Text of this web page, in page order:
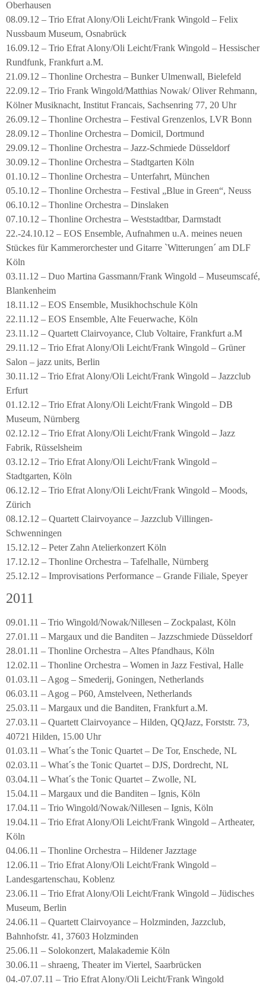
Oberhausen
08.09.12 – Trio Efrat Alony/Oli Leicht/Frank Wingold – Felix
Nussbaum Museum, Osnabrück
16.09.12 – Trio Efrat Alony/Oli Leicht/Frank Wingold – Hessischer
Rundfunk, Frankfurt a.M.
21.09.12 – Thonline Orchestra – Bunker Ulmenwall, Bielefeld
22.09.12 – Trio Frank Wingold/Matthias Nowak/ Oliver Rehmann,
Kölner Musiknacht, Institut Francais, Sachsenring 77, 20 Uhr
26.09.12 – Thonline Orchestra – Festival Grenzenlos, LVR Bonn
28.09.12 – Thonline Orchestra – Domicil, Dortmund
29.09.12 – Thonline Orchestra – Jazz-Schmiede Düsseldorf
30.09.12 – Thonline Orchestra – Stadtgarten Köln
01.10.12 – Thonline Orchestra – Unterfahrt, München
05.10.12 – Thonline Orchestra – Festival „Blue in Green“, Neuss
06.10.12 – Thonline Orchestra – Dinslaken
07.10.12 – Thonline Orchestra – Weststadtbar, Darmstadt
22.-24.10.12 – EOS Ensemble, Aufnahmen u.A. meines neuen
Stückes für Kammerorchester und Gitarre `Witterungen´ am DLF
Köln
03.11.12 – Duo Martina Gassmann/Frank Wingold – Museumscafé,
Blankenheim
18.11.12 – EOS Ensemble, Musikhochschule Köln
22.11.12 – EOS Ensemble, Alte Feuerwache, Köln
23.11.12 – Quartett Clairvoyance, Club Voltaire, Frankfurt a.M
29.11.12 – Trio Efrat Alony/Oli Leicht/Frank Wingold – Grüner
Salon – jazz units, Berlin
30.11.12 – Trio Efrat Alony/Oli Leicht/Frank Wingold – Jazzclub
Erfurt
01.12.12 – Trio Efrat Alony/Oli Leicht/Frank Wingold – DB
Museum, Nürnberg
02.12.12 – Trio Efrat Alony/Oli Leicht/Frank Wingold – Jazz
Fabrik, Rüsselsheim
03.12.12 – Trio Efrat Alony/Oli Leicht/Frank Wingold –
Stadtgarten, Köln
06.12.12 – Trio Efrat Alony/Oli Leicht/Frank Wingold – Moods,
Zürich
08.12.12 – Quartett Clairvoyance – Jazzclub Villingen-
Schwenningen
15.12.12 – Peter Zahn Atelierkonzert Köln
17.12.12 – Thonline Orchestra – Tafelhalle, Nürnberg
25.12.12 – Improvisations Performance – Grande Filiale, Speyer
2011
09.01.11 – Trio Wingold/Nowak/Nillesen – Zockpalast, Köln
27.01.11 – Margaux und die Banditen – Jazzschmiede Düsseldorf
28.01.11 – Thonline Orchestra – Altes Pfandhaus, Köln
12.02.11 – Thonline Orchestra – Women in Jazz Festival, Halle
01.03.11 – Agog – Smederij, Goningen, Netherlands
06.03.11 – Agog – P60, Amstelveen, Netherlands
25.03.11 – Margaux und die Banditen, Frankfurt a.M.
27.03.11 – Quartett Clairvoyance – Hilden, QQJazz, Forststr. 73,
40721 Hilden, 15.00 Uhr
01.03.11 – What´s the Tonic Quartet – De Tor, Enschede, NL
02.03.11 – What´s the Tonic Quartet – DJS, Dordrecht, NL
03.04.11 – What´s the Tonic Quartet – Zwolle, NL
15.04.11 – Margaux und die Banditen – Ignis, Köln
17.04.11 – Trio Wingold/Nowak/Nillesen – Ignis, Köln
19.04.11 – Trio Efrat Alony/Oli Leicht/Frank Wingold – Artheater,
Köln
04.06.11 – Thonline Orchestra – Hildener Jazztage
12.06.11 – Trio Efrat Alony/Oli Leicht/Frank Wingold –
Landesgartenschau, Koblenz
23.06.11 – Trio Efrat Alony/Oli Leicht/Frank Wingold – Jüdisches
Museum, Berlin
24.06.11 – Quartett Clairvoyance – Holzminden, Jazzclub,
Bahnhofstr. 41, 37603 Holzminden
25.06.11 – Solokonzert, Malakademie Köln
30.06.11 – shraeng, Theater im Viertel, Saarbrücken
04.-07.07.11 – Trio Efrat Alony/Oli Leicht/Frank Wingold